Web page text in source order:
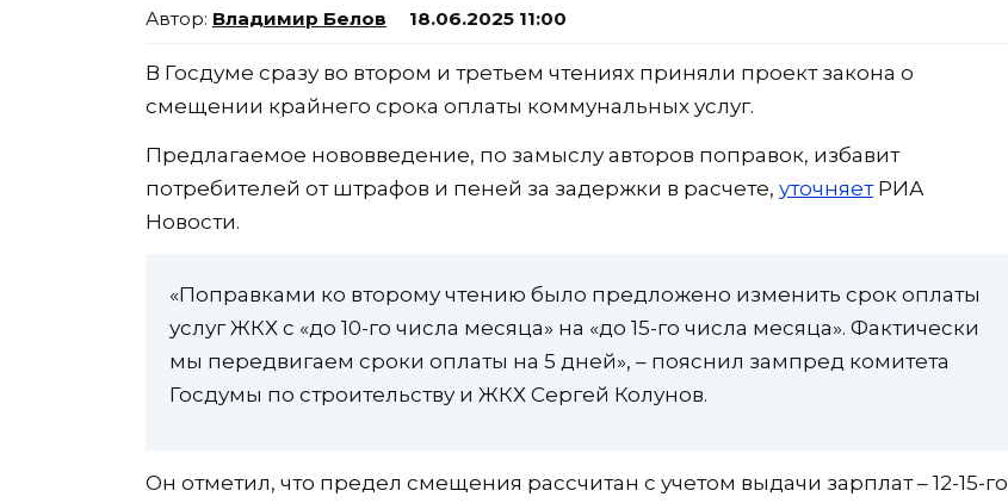
Владимир Белов 18.06.2025 11:00
В Госдуме сразу во втором и третьем чтениях приняли проект закона о
смещении крайнего срока оплаты коммунальных услуг.
Предлагаемое нововведение, по замыслу авторов поправок, избавит
потребителей от штрафов и пеней за задержки в расчете, уточняетРИА
Новости.
«Поправками ко второму чтению было предложено изменить срок оплаты
услуг ЖКХ с «до 10-го числа месяца» на «до 15-го числа месяца». Фактически
мы передвигаем сроки оплаты на 5 дней», – пояснил зампред комитета
Госдумы по строительству и ЖКХ Сергей Колунов.
Он отметил, что предел смещения рассчитан с учетом выдачи зарплат – 12-15-го